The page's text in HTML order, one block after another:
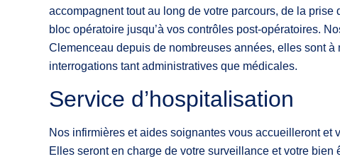
accompagnent tout au long de votre parcours, de la
bloc opératoire jusqu’à vos contrôles post-opératoires.
Clemenceau depuis de nombreuses années, elles sont
interrogations tant administratives que médicales.
Service d’hospitalisation
Nos infirmières et aides soignantes vous accueilleront et
Elles seront en charge de votre surveillance et votre